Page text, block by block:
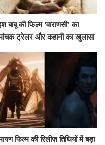
बाबू की फिल्म 'वाराणसी' का
ट्रेलर और कहानी का खुलासा
फिल्म की रिलीज़ तिथियों में बड़ा